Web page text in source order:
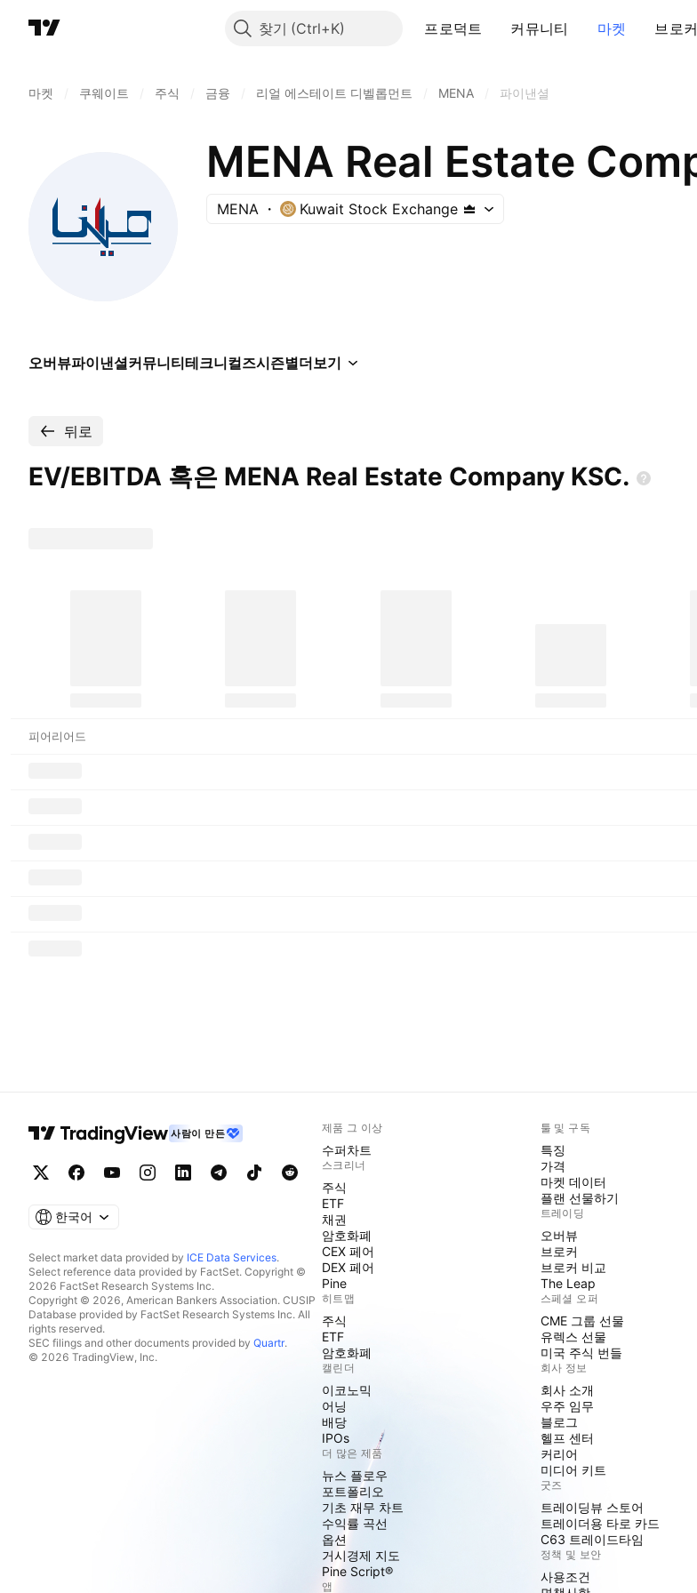
찾기 프로덕트 커뮤니티 마켓 브로커
마켓 쿠웨이트 주식 금융 리얼 에스테이트 디벨롭먼트 MENA 파이낸셜
MENA Real Estate
MENA Kuwait Stock Exchange
오버뷰파이낸셜커뮤니티테크니컬즈시즌별더보기
뒤로
EV/EBITDA 혹은 MENA Real Estate Company KSC.
피어리어드
사람이 만든
한국어
Select market data provided by ICE Data Services.
Select reference data provided by FactSet. Copyright ©
2026 FactSet Research Systems Inc.
Copyright © 2026, American Bankers Association. CUSIP
Database provided by FactSet Research Systems Inc. All
rights reserved.
SEC filings and other documents provided by Quartr.
© 2026 TradingView, Inc.
제품 그 이상
수퍼차트
스크리너
주식
ETF
채권
암호화폐
CEX 페어
DEX 페어
Pine
히트맵
주식
ETF
암호화폐
캘린더
이코노믹
어닝
배당
IPOs
더 많은 제품
뉴스 플로우
포트폴리오
기초 재무 차트
수익률 곡선
옵션
거시경제 지도
Pine Script®
앱
툴 및 구독
특징
가격
마켓 데이터
플랜 선물하기
트레이딩
오버뷰
브로커
브로커 비교
The Leap
스페셜 오퍼
CME 그룹 선물
유렉스 선물
미국 주식 번들
회사 정보
회사 소개
우주 임무
블로그
헬프 센터
커리어
미디어 키트
굿즈
트레이딩뷰 스토어
트레이더용 타로 카드
C63 트레이드타임
정책 및 보안
사용조건